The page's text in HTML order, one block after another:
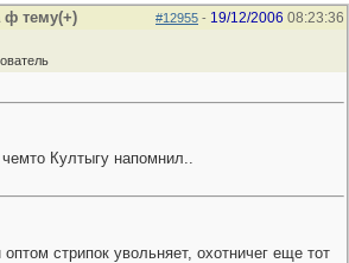
#12955 - 19/12/2006 08:23:36
ф тему(+)
Култыгу напомнил..
стрипок увольняет, охотничег еще тот